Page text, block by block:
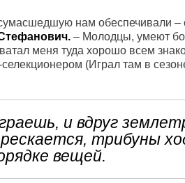
нам обеспечивали –
– Молодцы, умеют
меня туда хорошо всем
(Играл там в
и вдруг
трибуны
вещей.